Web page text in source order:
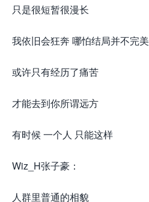
只是很短暂很漫长
我依旧会狂奔 哪怕结局并不完美
或许只有经历了痛苦
才能去到你所谓远方
有时候 一个人 只能这样
Wiz_H张子豪：
人群里普通的相貌